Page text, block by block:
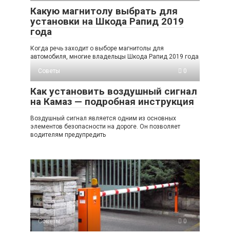
Какую магнитолу выбрать для
установки на Шкода Рапид 2019
года
Когда речь заходит о выборе магнитолы для
автомобиля, многие владельцы Шкода Рапид 2019 года
Советы
0
Как установить воздушный сигнал
на Камаз — подробная инструкция
Воздушный сигнал является одним из основных
элементов безопасности на дороге. Он позволяет
водителям предупредить
Советы 0